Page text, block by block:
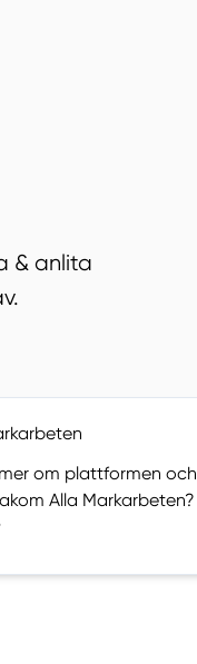
& anlita
om plattformen och
Alla Markarbeten?